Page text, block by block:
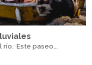
Este paseo...